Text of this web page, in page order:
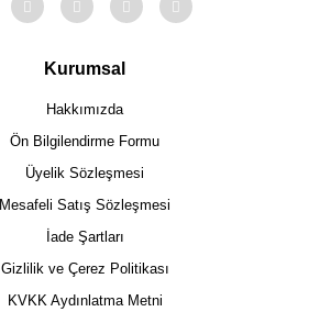
Kurumsal
Hakkımızda
Ön Bilgilendirme Formu
Üyelik Sözleşmesi
Mesafeli Satış Sözleşmesi
İade Şartları
Gizlilik ve Çerez Politikası
KVKK Aydınlatma Metni